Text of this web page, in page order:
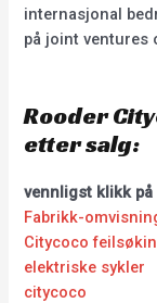
internasjonal
på joint ventures
Rooder
etter salg:
vennligst klikk
Fabrikk-
Citycoco
elektriske sykler
citycoco